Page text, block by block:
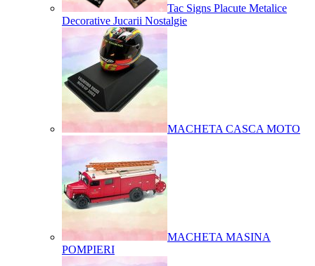
Tac Signs Placute Metalice
Decorative Jucarii Nostalgie
MACHETA CASCA MOTO
MACHETA MASINA
POMPIERI